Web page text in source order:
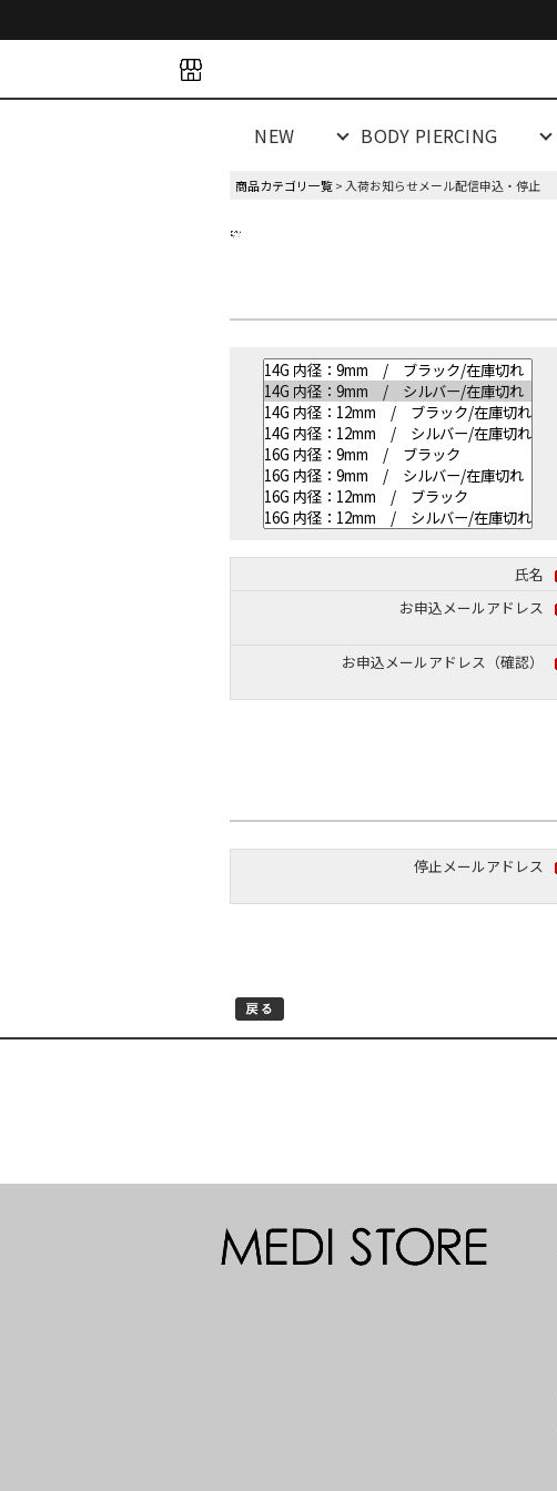
NEW BODY PIERCING
商品カテゴリ一覧> 入荷お知らせメール配信申込・停止
氏名
お申込メールアドレス
お申込メールアドレス（確認）
停止メールアドレス